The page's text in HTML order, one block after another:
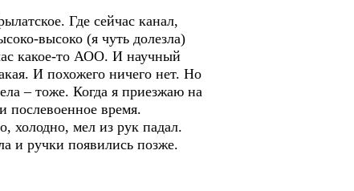
Где сейчас канал,
высоко (я чуть долезла)
какое-то АОО. И научный
И похожего ничего нет. Но
– тоже. Когда я приезжаю на
послевоенное время.
холодно, мел из рук падал.
и ручки появились позже.